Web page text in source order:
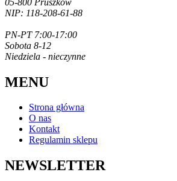
NIP: 118-208-61-88
PN-PT 7:00-17:00
Sobota 8-12
Niedziela - nieczynne
MENU
Strona główna
O nas
Kontakt
Regulamin sklepu
NEWSLETTER